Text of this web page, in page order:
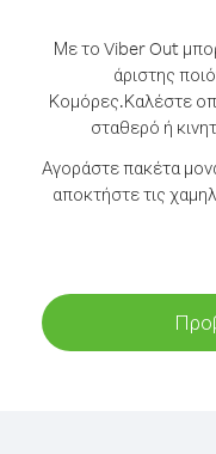
Με το Viber Out
άριστης
Κομόρες.Καλέστε
σταθερό ή
Αγοράστε πακέτα
αποκτήστε τις